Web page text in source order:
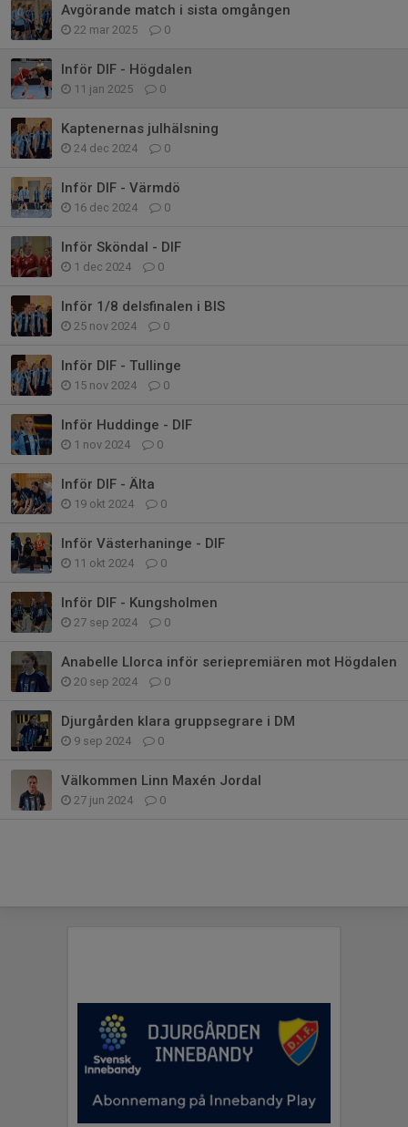
Avgörande match i sista omgången
22 mar 2025 0
Inför DIF - Högdalen
11 jan 2025 0
Kaptenernas julhälsning
24 dec 2024 0
Inför DIF - Värmdö
16 dec 2024 0
Inför Sköndal - DIF
1 dec 2024 0
Inför 1/8 delsfinalen i BIS
25 nov 2024 0
Inför DIF - Tullinge
15 nov 2024 0
Inför Huddinge - DIF
1 nov 2024 0
Inför DIF - Älta
19 okt 2024 0
Inför Västerhaninge - DIF
11 okt 2024 0
Inför DIF - Kungsholmen
27 sep 2024 0
Anabelle Llorca inför seriepremiären mot Högdalen
20 sep 2024 0
Djurgården klara gruppsegrare i DM
9 sep 2024 0
Välkommen Linn Maxén Jordal
27 jun 2024 0